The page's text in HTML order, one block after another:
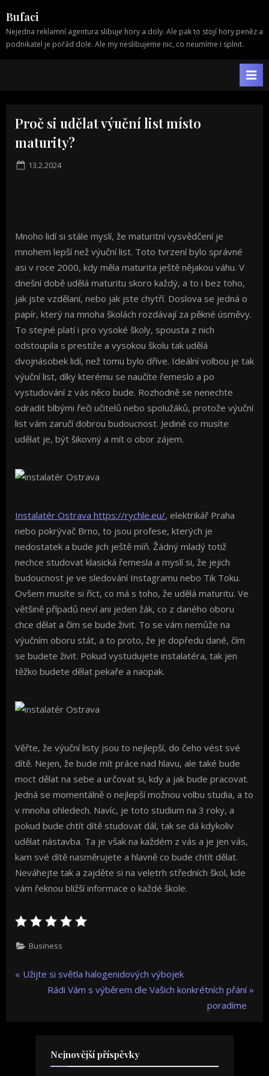
to
content
Bufaci
Nejedna reklamní agentura slibuje hory a doly. Ale pak to stojí hory peněz a
podnikatel je pořád dole. Ale my neslibujeme nic, co neumíme i splnit.
Proč si udělat výuční list místo
maturity?
Posted
13.2.2024
Mnoho lidí si stále myslí, že maturitní vysvědčení je
mnohem lepší než výuční list. Toto tvrzení bylo správné
asi v roce 2000, kdy měla maturita ještě nějakou váhu. V
dnešní době udělá maturitu skoro každý, a to i bez toho,
jak jste vzdělaní, nebo jak jste chytří. Doslova se jedná o
papír, který na mnoha školách rozdávají za pěkné úsměvy.
To stejné platí i pro vysoké školy, spousta z nich
odstoupila s prestiže a vysokou školu tak udělá
dvojnásobek lidí, než tomu bylo dříve. Ideální volbou je tak
výuční list, díky kterému se naučíte řemeslo a po
vystudování z vás něco bude. Rozhodně se nenechte
odradit blbými řeči učitelů nebo spolužáků, protože výuční
list vám zaručí dobrou budoucnost. Jediné co musíte
udělat je, být šikovný a mít o obor zájem.
Instalatér Ostrava https://rychle.eu/, elektrikář Praha
nebo pokrývač Brno, to jsou profese, kterých je
nedostatek a bude jich ještě míň. Žádný mladý totiž
nechce studovat klasická řemesla a myslí si, že jejich
budoucnost je ve sledování Instagramu nebo Tik Toku.
Ovšem musíte si říct, co má s toho, že udělá maturitu. Ve
většině případů neví ani jeden žák, co z daného oboru
chce dělat a čím se bude živit. To se vám nemůže na
výučním oboru stát, a to proto, že je dopředu dané, čím
se budete živit. Pokud vystudujete instalatéra, tak jen
těžko budete dělat pekaře a naopak.
Věřte, že výuční listy jsou to nejlepší, do čeho vést své
dítě. Nejen, že bude mít práce nad hlavu, ale také bude
moct dělat na sebe a určovat si, kdy a jak bude pracovat.
Jedná se momentálně o nejlepší možnou volbu studia, a to
v mnoha ohledech. Navíc, je toto studium na 3 roky, a
pokud bude chtít dítě studovat dál, tak se dá kdykoliv
udělat nástavba. Ta je však na každém z vás a je jen vás,
kam své dítě nasměrujete a hlavně co bude chtít dělat.
Neváhejte tak a zajděte si na veletrh středních škol, kde
vám řeknou bližší informace o každé škole.
Business
Navigace
P
Užijte si světla halogenidových výbojek
N
P
o
Rádi Vám s výběrem dle Vašich konkrétních přání
poradíme
Nejnovější příspěvky